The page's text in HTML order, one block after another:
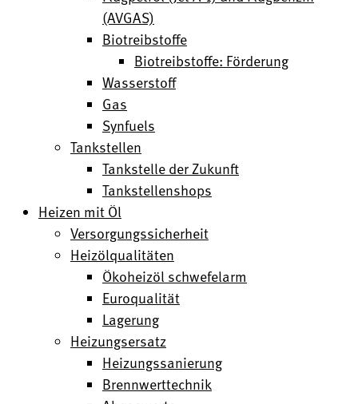
(AVGAS)
Biotreibstoffe
Biotreibstoffe: Förderung
Wasserstoff
Gas
Synfuels
Tankstellen
Tankstelle der Zukunft
Tankstellenshops
Heizen mit Öl
Versorgungssicherheit
Heizölqualitäten
Ökoheizöl schwefelarm
Euroqualität
Lagerung
Heizungsersatz
Heizungssanierung
Brennwerttechnik